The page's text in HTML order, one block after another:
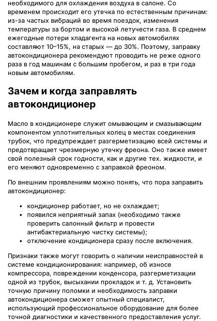
необходимого для охлаждения воздуха в салоне. Со
временем происходит его утечка по естественным причинам:
из-за частых вибраций во время поездок, изменения
температуры за бортом и высокой летучести газа. В среднем
ежегодные потери хладагента на новых автомобилях
составляют 10–15%, на старых — до 30%. Поэтому, заправку
автокондиционера рекомендуют проводить не реже одного
раза в год машинам с большим пробегом, и раз в три года
новым автомобилям.
Зачем и когда заправлять
автокондиционер
Масло в кондиционере служит омывающим и смазывающим
компонентом уплотнительных колец в местах соединения
трубок, что предупреждает разгерметизацию всей системы и
предотвращает чрезмерную утечку фреона. Оно также имеет
свой полезный срок годности, как и другие тех. жидкости, и
его меняют одновременно с заправкой фреоном.
По внешним проявлениям можно понять, что пора заправить
автокондиционер:
кондиционер работает, но не охлаждает;
появился неприятный запах (необходимо также
проверить салонный фильтр и провести
антибактериальную чистку системы);
отключение кондиционера сразу после включения.
Признаки также могут говорить о наличии неисправностей в
системе кондиционирования: например, об износе
компрессора, повреждении конденсора, разгерметизации
одной из трубок, высыхании прокладок и т. д. Установить
точную причину поломки и необходимость заправки
автокондиционера сможет опытный специалист,
использующий профессиональное оборудование для более
точной диагностики и качественного предоставления услуг.